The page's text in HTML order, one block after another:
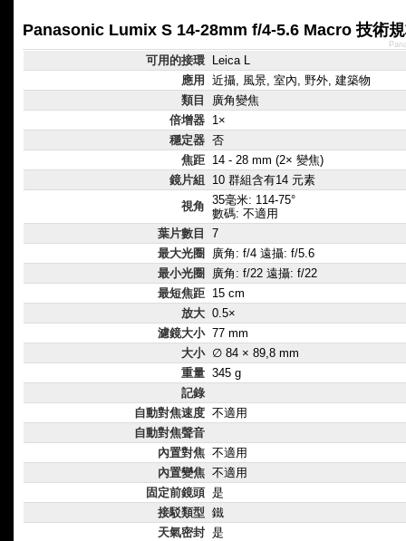
Panasonic Lumix S 14-28mm f/4-5.6 Macro 技術
可用的接環
Leica L
應用
近攝, 風景, 室內, 野外, 建築物
類目
廣角變焦
倍增器 1×
穩定器 否
焦距 14 - 28 mm (2× 變焦)
鏡片組
10 群組含有14 元素
視角 35毫米: 114-75°
數碼: 不適用
葉片數目
7
最大光圈
廣角: f/4 遠攝: f/5.6
最小光圈
廣角: f/22 遠攝: f/22
最短焦距 15 cm
放大 0.5×
濾鏡大小 77 mm
大小 ∅ 84 × 89,8 mm
重量 345 g
記錄
自動對焦速度 不適用
自動對焦聲音
內置對焦 不適用
內置變焦 不適用
固定前鏡頭 是
接駁類型 鐵
天氣密封 是